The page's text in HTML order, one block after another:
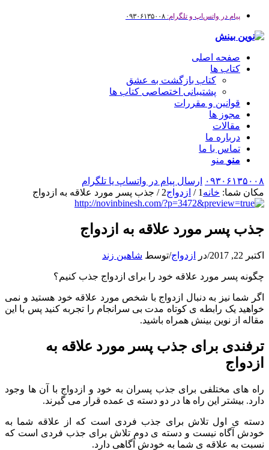
پیام در واتس‌اپ و تلگرام: ۰۹۳۰۶۱۳۵۰۰۸
صفحه اصلی
کتاب ها
کتاب بازگشت به عشق
پشتیبانی اختصاصی کتاب ها
قوانین و مقررات
مجوز ها
مقالات
درباره ما
تماس با ما
منو منو
۰۹۳۰۶۱۳۵۰۰۸
ارسال پیام در واتساپ یا تلگرام
مکان شما: خانه 1
/ ازدواج2
/ جذب پسر مورد علاقه به ازدواج
جذب پسر مورد علاقه به ازدواج
اکتبر 22, 2017 /در ازدواج/توسط شاهین زند
چگونه پسر مورد علاقه خود را برای ازدواج جذب کنیم؟
اگر شما نیز به دنبال ازدواج با شخص مورد علاقه خود هستید و نمی
خواهید یک رابطه ی کوتاه مدت بی سرانجام را تجربه کنید پس با این
مقاله از نوین بینش همراه باشید.
ترفندی برای جذب پسر مورد علاقه به
ازدواج
راه های مختلفی برای جذب پسران به خود و ازدواج با آن ها وجود
دارد. بیشتر این راه ها در دو دسته ی عمده قرار می گیرند.
دسته ی اول تلاش برای جذب فردی است که از علاقه شما به
خودش آگاه نیست و دسته ی دوم تلاش برای جذب فردی است که
نسبت به علاقه ی شما به خودش آگاهی دارد.